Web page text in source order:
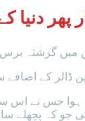
پھر
ان کی کمپنی ٹیسلا(اوٹوموٹو